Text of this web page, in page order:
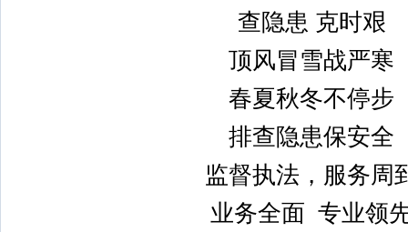
查隐患 克时艰
顶风冒雪战严寒
春夏秋冬不停步
排查隐患保安全
监督执法，服务周
业务全面 专业领